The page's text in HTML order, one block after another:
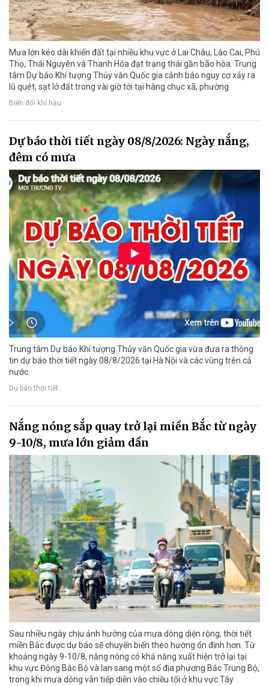
Mưa lớn kéo dài khiến đất tại nhiều khu vực ở Lai Châu, Lào Cai, Phú
Thọ, Thái Nguyên và Thanh Hóa đạt trạng thái gần bão hòa. Trung
tâm Dự báo Khí tượng Thủy văn Quốc gia cảnh báo nguy cơ xảy ra
lũ quét, sạt lở đất trong vài giờ tới tại hàng chục xã, phường.
Biến đổi khí hậu
Dự báo thời tiết ngày 08/8/2026: Ngày nắng,
đêm có mưa
Trung tâm Dự báo Khí tượng Thủy văn Quốc gia vừa đưa ra thông
tin dự báo thời tiết ngày 08/8/2026 tại Hà Nội và các vùng trên cả
nước.
Dự báo thời tiết
Nắng nóng sắp quay trở lại miền Bắc từ ngày
9-10/8, mưa lớn giảm dần
Sau nhiều ngày chịu ảnh hưởng của mưa dông diện rộng, thời tiết
miền Bắc được dự báo sẽ chuyển biến theo hướng ổn định hơn. Từ
khoảng ngày 9-10/8, nắng nóng có khả năng xuất hiện trở lại tại
khu vực Đông Bắc Bộ và lan sang một số địa phương Bắc Trung Bộ,
trong khi mưa dông vẫn tiếp diễn vào chiều tối ở khu vực Tây